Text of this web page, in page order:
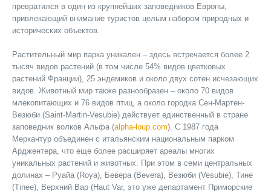
превратился в один из крупнейших заповедников Европы,
привлекающий внимание туристов целым набором природных и
исторических объектов.
Растительный мир парка уникален – здесь встречается более 2
тысяч видов растений (в том числе 54% видов цветковых
растений Франции), 25 эндемиков и около двух сотен исчезающих
видов. Животный мир также разнообразен – около 70 видов
млекопитающих и 76 видов птиц, а около городка Сен-Мартен-
Везюби (Saint-Martin-Vesubie) действует единственный в стране
заповедник волков Альфа (alpha-loup.com). С 1987 года
Меркантур объединен с итальянским национальным парком
Арджентера, что еще более расширяет ареалы многих
уникальных растений и животных. При этом в семи центральных
долинах – Руайа (Roya), Бевера (Bevera), Везюби (Vesubie), Тине
(Tinee), Верхний Вар (Haut Var, это уже департамент Приморские